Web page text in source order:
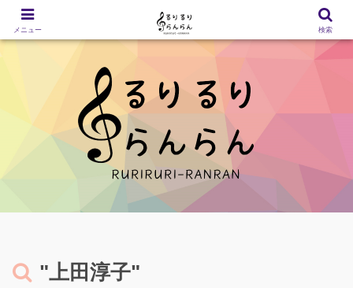
"上田淳子"
メニュー 検索